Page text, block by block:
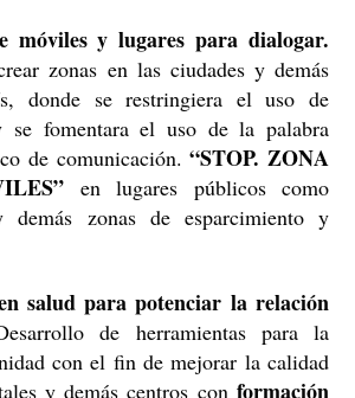
móviles y lugares para dialogar.
zonas en las ciudades y demás
donde se restringiera el uso de
se fomentara el uso de la palabra
de comunicación.“STOP. ZONA
en lugares públicos como
demás zonas de esparcimiento y
salud para potenciar la relación
de herramientas para la
con el fin de mejorar la calidad
y demás centros con formación